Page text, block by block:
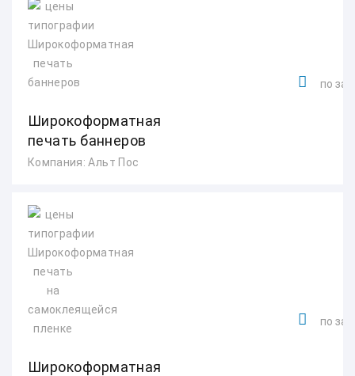
Широкоформатная
печать баннеров
Компания: Альт Пос
по
Широкоформатная
по